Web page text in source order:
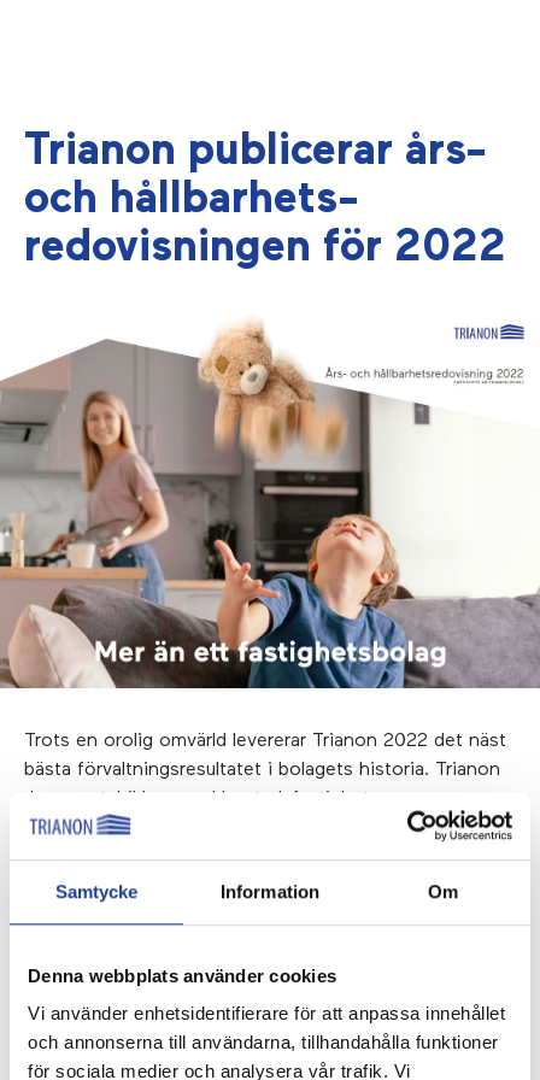
Samtycke Information Om
Denna webbplats använder cookies
Vi använder enhetsidentifierare för att anpassa innehållet
och annonserna till användarna, tillhandahålla funktioner
för sociala medier och analysera vår trafik. Vi
Trianon publicerar års-
och hållbarhets­
redovisningen för 2022
Trots en orolig omvärld levererar Trianon 2022 det näst
bästa förvaltningsresultatet i bolagets historia. Trianon
har en stabil bas med bostadsfastigheter,
samhällsfastigheter och bostadsnära handel. Bolaget
har sett över hela verksamheten för att sänka
kostnader och anpassa sig till nya förutsättningar med
Läs mer om Trianon i års- och hållbarhetsredovisningen
2022 som finns på bolagets webbplats www.trianon.se.
Års- och hållbarhetsredovisningen finns även tillgänglig